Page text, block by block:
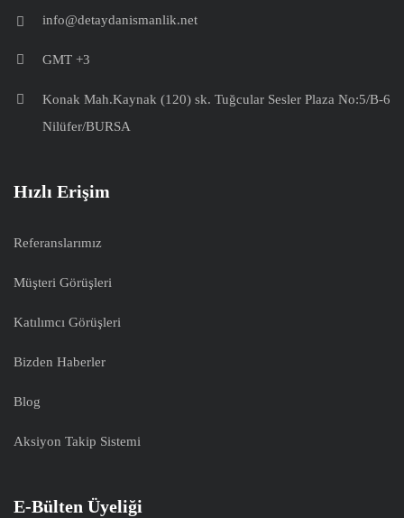
info@detaydanismanlik.net
GMT +3
Konak Mah.Kaynak (120) sk. Tuğcular Sesler Plaza No:5/B-6
Nilüfer/BURSA
Hızlı Erişim
Referanslarımız
Müşteri Görüşleri
Katılımcı Görüşleri
Bizden Haberler
Blog
Aksiyon Takip Sistemi
E-Bülten Üyeliği